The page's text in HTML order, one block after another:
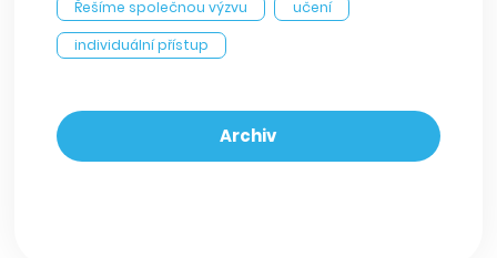
Řešíme společnou výzvu
učení
individuální přístup
Archiv